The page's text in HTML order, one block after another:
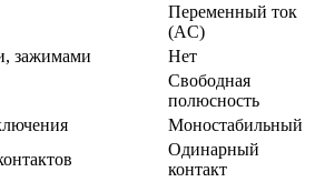
Переменный ток
(AC)
зажимами
Нет
Свободная
полюсность
Моностабильный
Одинарный
контакт